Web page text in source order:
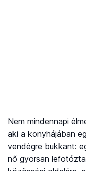
Nem mindennapi
aki a konyhájában
vendégre bukkant:
nő gyorsan